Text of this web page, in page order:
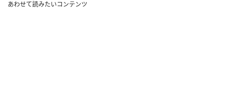
あわせて読みたいコンテンツ